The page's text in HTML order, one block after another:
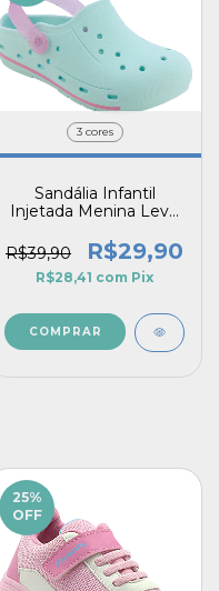
3 cores
Sandália Infantil
Injetada Menina Leve
R$39,90
R$29,90
R$28,41 com Pix
COMPRAR
25%
OFF